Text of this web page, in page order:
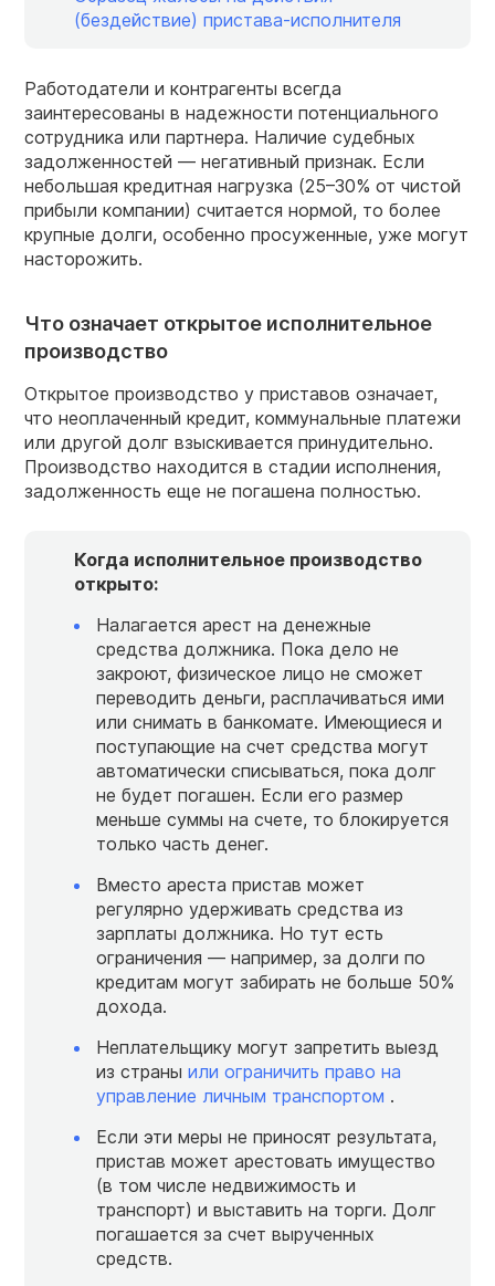
(бездействие) пристава-исполнителя
Работодатели и контрагенты всегда
заинтересованы в надежности потенциального
сотрудника или партнера. Наличие судебных
задолженностей — негативный признак. Если
небольшая кредитная нагрузка (25–30% от чистой
прибыли компании) считается нормой, то более
крупные долги, особенно просуженные, уже могут
насторожить.
Что означает открытое исполнительное
производство
Открытое производство у приставов означает,
что неоплаченный кредит, коммунальные платежи
или другой долг взыскивается принудительно.
Производство находится в стадии исполнения,
задолженность еще не погашена полностью.
Когда исполнительное производство
открыто:
Налагается арест на денежные
средства должника. Пока дело не
закроют, физическое лицо не сможет
переводить деньги, расплачиваться ими
или снимать в банкомате. Имеющиеся и
поступающие на счет средства могут
автоматически списываться, пока долг
не будет погашен. Если его размер
меньше суммы на счете, то блокируется
только часть денег.
Вместо ареста пристав может
регулярно удерживать средства из
зарплаты должника. Но тут есть
ограничения — например, за долги по
кредитам могут забирать не больше 50%
дохода.
Неплательщику могут запретить выезд
из страны или ограничить право на
управление личным транспортом .
Если эти меры не приносят результата,
пристав может арестовать имущество
(в том числе недвижимость и
транспорт) и выставить на торги. Долг
погашается за счет вырученных
средств.